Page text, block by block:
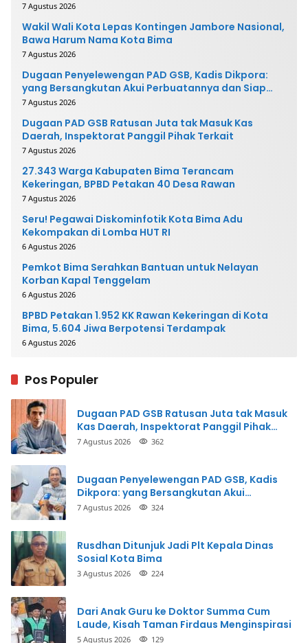
7 Agustus 2026
Wakil Wali Kota Lepas Kontingen Jambore Nasional,
Bawa Harum Nama Kota Bima
7 Agustus 2026
Dugaan Penyelewengan PAD GSB, Kadis Dikpora:
yang Bersangkutan Akui Perbuatannya dan Siap
Mengembalikan Uang
7 Agustus 2026
Dugaan PAD GSB Ratusan Juta tak Masuk Kas
Daerah, Inspektorat Panggil Pihak Terkait
7 Agustus 2026
27.343 Warga Kabupaten Bima Terancam
Kekeringan, BPBD Petakan 40 Desa Rawan
7 Agustus 2026
Seru! Pegawai Diskominfotik Kota Bima Adu
Kekompakan di Lomba HUT RI
6 Agustus 2026
Pemkot Bima Serahkan Bantuan untuk Nelayan
Korban Kapal Tenggelam
6 Agustus 2026
BPBD Petakan 1.952 KK Rawan Kekeringan di Kota
Bima, 5.604 Jiwa Berpotensi Terdampak
6 Agustus 2026
Pos Populer
Dugaan PAD GSB Ratusan Juta tak Masuk
Kas Daerah, Inspektorat Panggil Pihak
Terkait
7 Agustus 2026 362
Dugaan Penyelewengan PAD GSB, Kadis
Dikpora: yang Bersangkutan Akui
Perbuatannya dan Siap Mengembalikan
7 Agustus 2026 324
Rusdhan Ditunjuk Jadi Plt Kepala Dinas
Sosial Kota Bima
3 Agustus 2026 224
Dari Anak Guru ke Doktor Summa Cum
Laude, Kisah Taman Firdaus Menginspirasi
5 Agustus 2026 129